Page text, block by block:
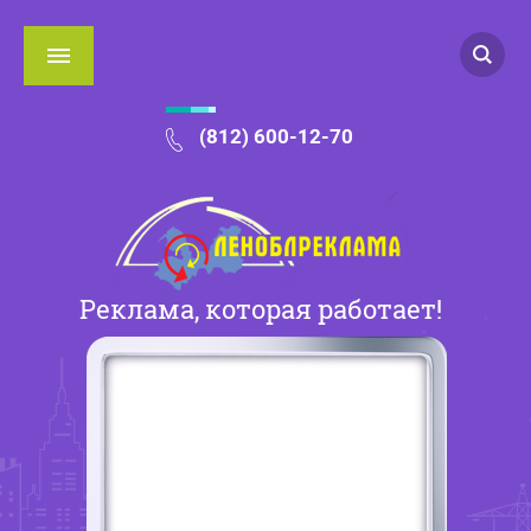
(812) 600-12-70
Реклама, которая работает!